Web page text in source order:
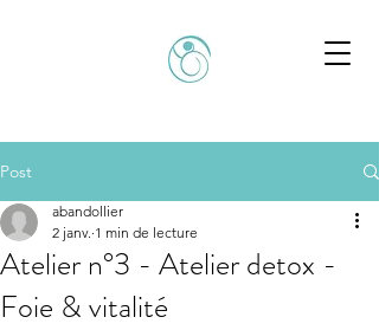
Post
Atelier n°3 - Atelier detox -
Foie & vitalité
abandollier
2 janv. 1 min de lecture